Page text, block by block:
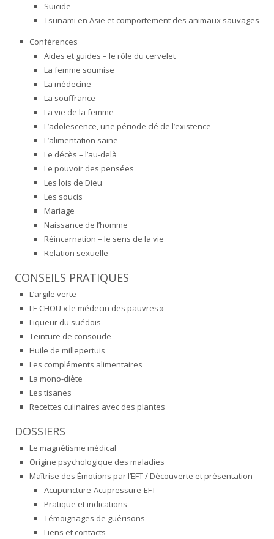
Suicide
Tsunami en Asie et comportement des animaux sauvages
Conférences
Aides et guides – le rôle du cervelet
La femme soumise
La médecine
La souffrance
La vie de la femme
L’adolescence, une période clé de l’existence
L’alimentation saine
Le décès – l’au-delà
Le pouvoir des pensées
Les lois de Dieu
Les soucis
Mariage
Naissance de l’homme
Réincarnation – le sens de la vie
Relation sexuelle
CONSEILS PRATIQUES
L’argile verte
LE CHOU « le médecin des pauvres »
Liqueur du suédois
Teinture de consoude
Huile de millepertuis
Les compléments alimentaires
La mono-diète
Les tisanes
Recettes culinaires avec des plantes
DOSSIERS
Le magnétisme médical
Origine psychologique des maladies
Maîtrise des Émotions par l’EFT / Découverte et présentation
Acupuncture-Acupressure-EFT
Pratique et indications
Témoignages de guérisons
Liens et contacts